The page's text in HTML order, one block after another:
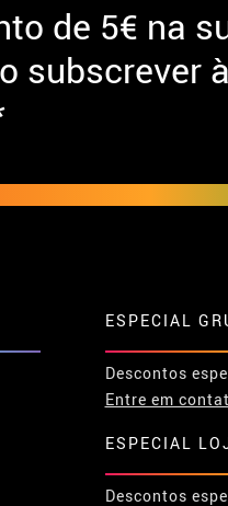
de 5€ na
subscrever à
ESPECIAL
Descontos
Entre em
ESPECIAL
Descontos